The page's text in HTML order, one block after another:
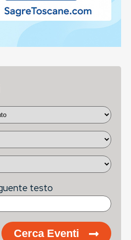
testo
Cerca Eventi